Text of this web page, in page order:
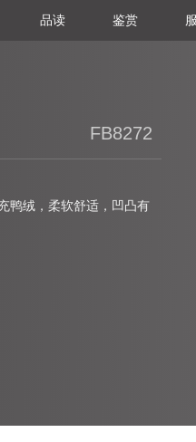
品读 鉴赏
FB8272
鸭绒，柔软舒适，凹凸有